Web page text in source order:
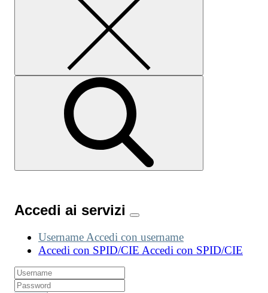
Accedi ai servizi
Username Accedi con username
Accedi con SPID/CIE Accedi con SPID/CIE